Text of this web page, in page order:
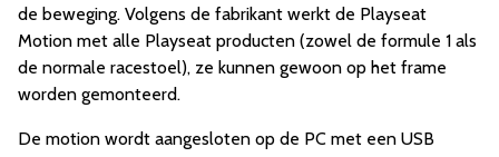
de beweging. Volgens de fabrikant werkt de Playseat
Motion met alle Playseat producten (zowel de formule 1 als
de normale racestoel), ze kunnen gewoon op het frame
worden gemonteerd.
De motion wordt aangesloten op de PC met een USB